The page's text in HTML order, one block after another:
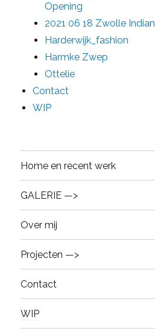
Opening
2021 06 18 Zwolle Indian
Harderwijk_fashion
Harmke Zwep
Ottelie
Contact
WIP
Home en recent werk
GALERIE —>
Over mij
Projecten —>
Contact
WIP